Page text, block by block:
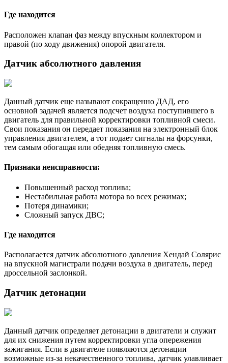
Где находится
Расположен клапан фаз между впускным коллектором и
правой (по ходу движения) опорой двигателя.
Датчик абсолютного давления
Данный датчик еще называют сокращенно ДАД, его
основной задачей является подсчет воздуха поступившего в
двигатель для правильной корректировки топливной смеси.
Свои показания он передает показания на электронный блок
управления двигателем, а тот подает сигналы на форсунки,
тем самым обогащая или обедняя топливную смесь.
Признаки неисправности:
Повышенный расход топлива;
Нестабильная работа мотора во всех режимах;
Потеря динамики;
Сложный запуск ДВС;
Где находится
Располагается датчик абсолютного давления Хендай Солярис
на впускной магистрали подачи воздуха в двигатель, перед
дроссельной заслонкой.
Датчик детонации
Данный датчик определяет детонации в двигатели и служит
для их снижения путем корректировки угла опережения
зажигания. Если в двигателе появляются детонации
возможные из-за некачественного топлива, датчик улавливает